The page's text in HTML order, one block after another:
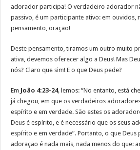
adorador participa! O verdadeiro adorador
passivo, é um participante ativo: em ouvidos,
pensamento, oração!
Deste pensamento, tiramos um outro muito
ativa, devemos oferecer algo a Deus! Mas
nós? Claro que sim! E o que Deus pede?
Em João 4:23-24, lemos: “No entanto, está
já chegou, em que os verdadeiros
espírito e em verdade. São estes os
Deus é espírito, e é necessário que os seus
espírito e em verdade”. Portanto, o que Deus
adoração é nada mais, nada menos do que: